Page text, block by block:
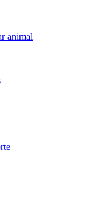
animal